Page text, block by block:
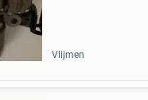
Vlijmen